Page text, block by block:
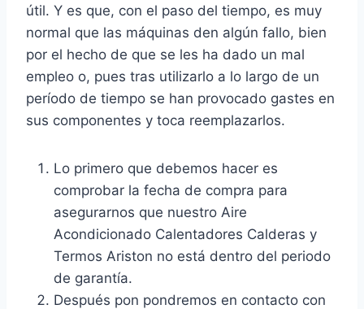
útil. Y es que, con el paso del tiempo, es muy
normal que las máquinas den algún fallo, bien
por el hecho de que se les ha dado un mal
empleo o, pues tras utilizarlo a lo largo de un
período de tiempo se han provocado gastes en
sus componentes y toca reemplazarlos.
Lo primero que debemos hacer es
comprobar la fecha de compra para
asegurarnos que nuestro Aire
Acondicionado Calentadores Calderas y
Termos Ariston no está dentro del periodo
de garantía.
Después pon pondremos en contacto con